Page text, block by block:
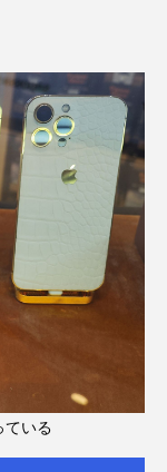
ている